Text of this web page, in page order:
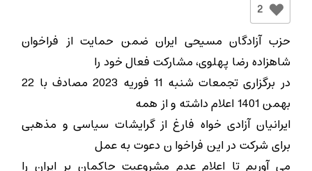
2
حزب آزادگان مسیحی ایران ضمن حمایت از فراخوان
شاهزاده رضا پهلوی، مشارکت فعال خود را
در برگزاری تجمعات شنبه 11 فوریه 2023 مصادف با 22
بهمن 1401 اعلام داشته و از همه
ایرانیان آزادی خواه فارغ از گرایشات سیاسی و مذهبی
برای شرکت در این فراخوا ن دعوت به عمل
می آوریم تا اعلام عدم مشروعیت حاکمان بر ایران را